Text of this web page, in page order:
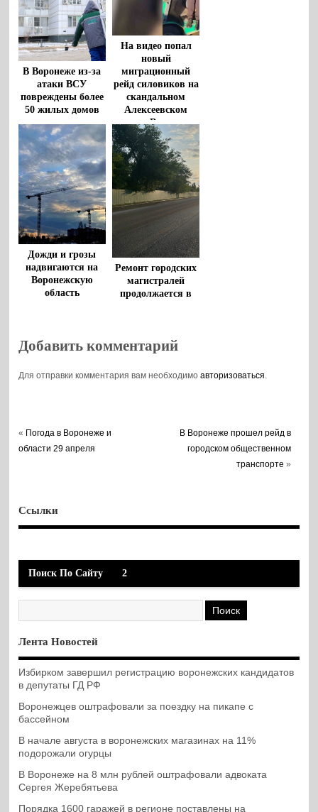
предприятия
«Воронежтеплосеть»
В Воронеже из-за
атаки ВСУ
повреждены более
50 жилых домов
На видео попал
новый
миграционный
рейд силовиков на
скандальном
Алексеевском
рынке Воронежа
Дожди и грозы
надвигаются на
Воронежскую
область
Ремонт городских
магистралей
продолжается в
Добавить комментарий
Для отправки комментария вам необходимоавторизоваться
« Погода в Воронеже и
области 29 апреля
В Воронеже прошел рейд в
городском общественном
транспорте »
Ссылки
Поиск По Сайту 2
Лента Новостей
Избирком завершил регистрацию воронежских кандидатов
в депутаты ГД РФ
Воронежцев оштрафовали за поездку на пикапе с
бассейном
В начале августа в воронежских магазинах на 11%
подорожали огурцы
В Воронеже на 8 млн рублей оштрафовали адвоката
Сергея Жеребятьева
Порядка 1600 гаражей в регионе поставлены на